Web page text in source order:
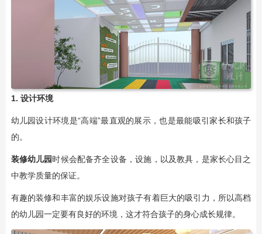
1. 设计环境
幼儿园设计环境是“高端”最直观的展示，也是最能吸引家长和孩子
的。
装修幼儿园时候会配备齐全设备，设施，以及教具，是家长心目之
中教学质量的保证。
有趣的装修和丰富的娱乐设施对孩子有着巨大的吸引力，所以高档
的幼儿园一定要有良好的环境，这才符合孩子的身心成长规律。